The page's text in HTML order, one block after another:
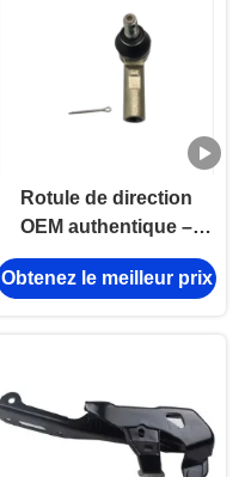
Rotule de direction
OEM authentique –
Robuste à 6 trous
pour Foton Tunland &
Obtenez le meilleur prix